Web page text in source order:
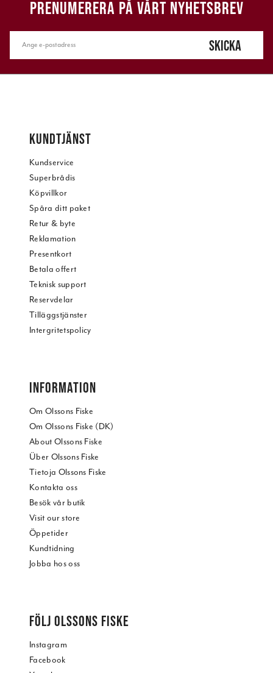
PRENUMERERA PÅ VÅRT NYHETSBREV
SKICKA
KUNDTJÄNST
Kundservice
Superbrådis
Köpvillkor
Spåra ditt paket
Retur & byte
Reklamation
Presentkort
Betala offert
Teknisk support
Reservdelar
Tilläggstjänster
Intergritetspolicy
INFORMATION
Om Olssons Fiske
Om Olssons Fiske (DK)
About Olssons Fiske
Über Olssons Fiske
Tietoja Olssons Fiske
Kontakta oss
Besök vår butik
Visit our store
Öppetider
Kundtidning
Jobba hos oss
FÖLJ OLSSONS FISKE
Instagram
Facebook